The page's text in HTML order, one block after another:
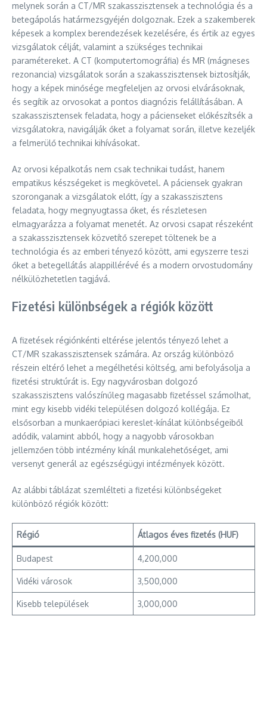
melynek során a CT/MR szakasszisztensek a technológia és a
betegápolás határmezsgyéjén dolgoznak. Ezek a szakemberek
képesek a komplex berendezések kezelésére, és értik az egyes
vizsgálatok célját, valamint a szükséges technikai
paramétereket. A CT (komputertomográfia) és MR (mágneses
rezonancia) vizsgálatok során a szakasszisztensek biztosítják,
hogy a képek minősége megfeleljen az orvosi elvárásoknak,
és segítik az orvosokat a pontos diagnózis felállításában. A
szakasszisztensek feladata, hogy a pácienseket előkészítsék a
vizsgálatokra, navigálják őket a folyamat során, illetve kezeljék
a felmerülő technikai kihívásokat.
Az orvosi képalkotás nem csak technikai tudást, hanem
empatikus készségeket is megkövetel. A páciensek gyakran
szoronganak a vizsgálatok előtt, így a szakasszisztens
feladata, hogy megnyugtassa őket, és részletesen
elmagyarázza a folyamat menetét. Az orvosi csapat részeként
a szakasszisztensek közvetítő szerepet töltenek be a
technológia és az emberi tényező között, ami egyszerre teszi
őket a betegellátás alappillérévé és a modern orvostudomány
nélkülözhetetlen tagjává.
Fizetési különbségek a régiók között
A fizetések régiónkénti eltérése jelentős tényező lehet a
CT/MR szakasszisztensek számára. Az ország különböző
részein eltérő lehet a megélhetési költség, ami befolyásolja a
fizetési struktúrát is. Egy nagyvárosban dolgozó
szakasszisztens valószínűleg magasabb fizetéssel számolhat,
mint egy kisebb vidéki településen dolgozó kollégája. Ez
elsősorban a munkaerőpiaci kereslet-kínálat különbségeiből
adódik, valamint abból, hogy a nagyobb városokban
jellemzően több intézmény kínál munkalehetőséget, ami
versenyt generál az egészségügyi intézmények között.
Az alábbi táblázat szemlélteti a fizetési különbségeket
különböző régiók között:
Régió Átlagos éves fizetés (HUF)
Budapest 4,200,000
Vidéki városok 3,500,000
Kisebb települések 3,000,000